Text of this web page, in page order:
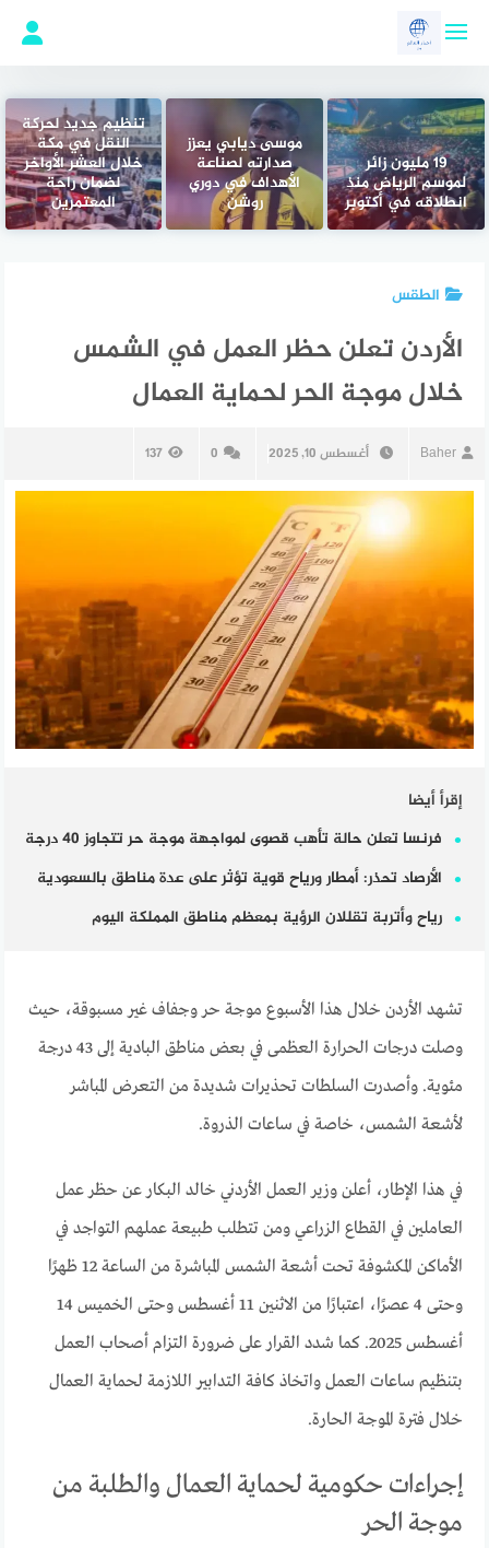
19 مليون زائر
لموسم الرياض منذ
انطلاقه في أكتوبر
موسى ديابي يعزز
صدارته لصناعة
الأهداف في دوري
روشن
تنظيم جديد لحركة
النقل في مكة
خلال العشر الأواخر
لضمان راحة
المعتمرين
الطقس
الأردن تعلن حظر العمل في الشمس
خلال موجة الحر لحماية العمال
Baher أغسطس 10, 2025 0
137
إقرأ أيضا
فرنسا تعلن حالة تأهب قصوى لمواجهة موجة حر تتجاوز 40 درجة
الأرصاد تحذر: أمطار ورياح قوية تؤثر على عدة مناطق بالسعودية
رياح وأتربة تقللان الرؤية بمعظم مناطق المملكة اليوم
تشهد الأردن خلال هذا الأسبوع موجة حر وجفاف غير مسبوقة، حيث
وصلت درجات الحرارة العظمى في بعض مناطق البادية إلى 43 درجة
مئوية. وأصدرت السلطات تحذيرات شديدة من التعرض المباشر
لأشعة الشمس، خاصة في ساعات الذروة.
في هذا الإطار، أعلن وزير العمل الأردني خالد البكار عن حظر عمل
العاملين في القطاع الزراعي ومن تتطلب طبيعة عملهم التواجد في
الأماكن المكشوفة تحت أشعة الشمس المباشرة من الساعة 12 ظهرًا
وحتى 4 عصرًا، اعتبارًا من الاثنين 11 أغسطس وحتى الخميس 14
أغسطس 2025. كما شدد القرار على ضرورة التزام أصحاب العمل
بتنظيم ساعات العمل واتخاذ كافة التدابير اللازمة لحماية العمال
خلال فترة الموجة الحارة.
إجراءات حكومية لحماية العمال والطلبة من
موجة الحر